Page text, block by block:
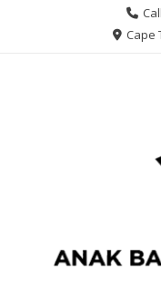
Cape